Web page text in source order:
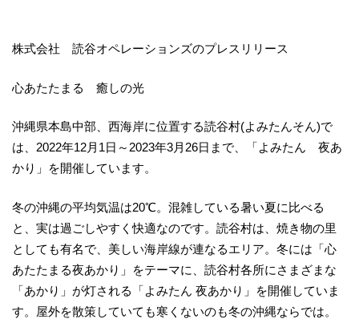
株式会社 読谷オペレーションズのプレスリリース
心あたたまる 癒しの光
沖縄県本島中部、西海岸に位置する読谷村(よみたんそん)で
は、2022年12月1日～2023年3月26日まで、「よみたん 夜あ
かり」を開催しています。
冬の沖縄の平均気温は20℃。混雑している暑い夏に比べる
と、実は過ごしやすく快適なのです。読谷村は、焼き物の里
としても有名で、美しい海岸線が連なるエリア。冬には「心
あたたまる夜あかり」をテーマに、読谷村各所にさまざまな
「あかり」が灯される「よみたん 夜あかり」を開催していま
す。屋外を散策していても寒くないのも冬の沖縄ならでは。